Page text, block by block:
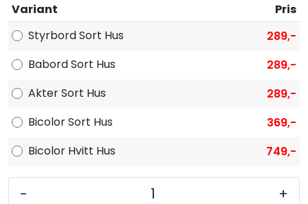
Variant
Pris
Styrbord Sort Hus
289,-
Babord Sort Hus
289,-
Akter Sort Hus
289,-
Bicolor Sort Hus
369,-
Bicolor Hvitt Hus
749,-
- +